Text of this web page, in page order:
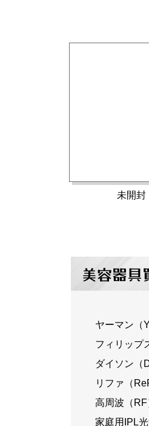
未開封
美容器具
ヤーマン（
フィリップ
ダイソン（
リファ（
高周波（
家庭用IPL